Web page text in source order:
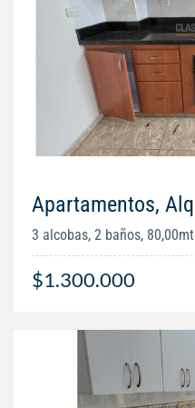
Apartamentos,
3 alcobas, 2 baños,
$1.300.000